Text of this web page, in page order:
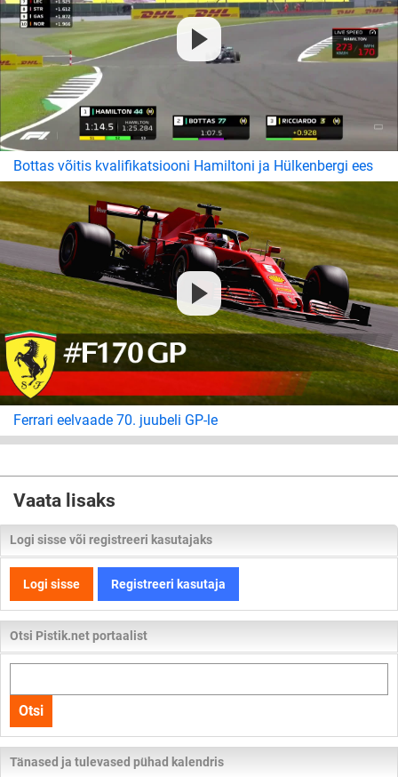
Bottas võitis kvalifikatsiooni Hamiltoni ja Hülkenbergi ees
Ferrari eelvaade 70. juubeli GP-le
Vaata lisaks
Logi sisse või registreeri kasutajaks
Logi sisse Registreeri kasutaja
Otsi Pistik.net portaalist
kogu
lehelt
Otsi
Tänased ja tulevased pühad kalendris